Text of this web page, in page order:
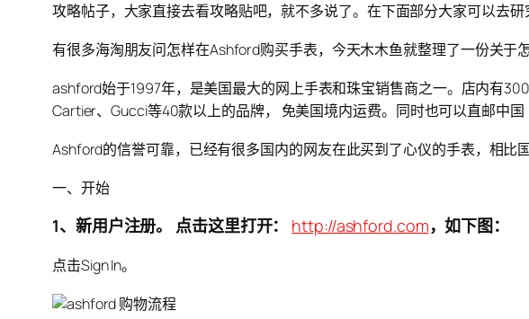
攻略帖子，大家直接去看攻略贴吧，就不多说了。在下面部分大家可以去
有很多海淘朋友问怎样在Ashford购买手表，今天木木鱼就整理了一份关于
ashford始于1997年，是美国最大的网上手表和珠宝销售商之一。店内有
Cartier、Gucci等40款以上的品牌， 免美国境内运费。同时也可以直邮中
Ashford的信誉可靠，已经有很多国内的网友在此买到了心仪的手表，相比
一、开始
1、新用户注册。 点击这里打开： http://ashford.com，如下图：
点击Sign In。